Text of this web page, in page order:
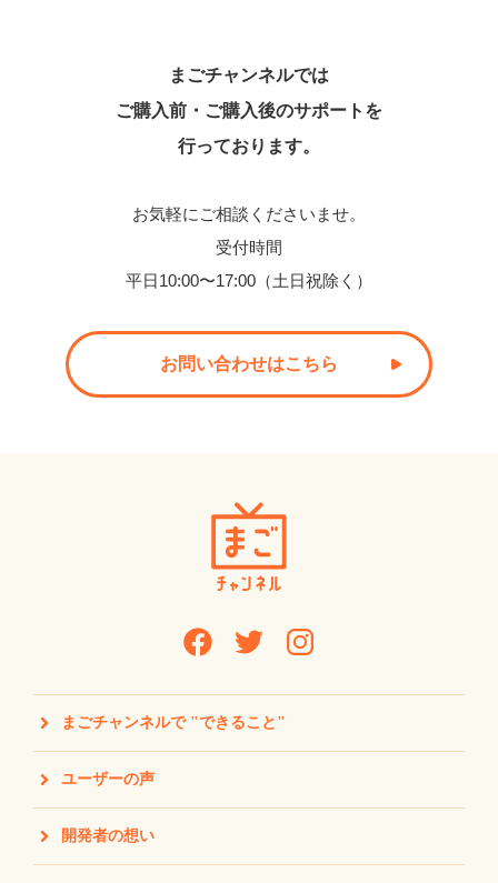
まごチャンネルでは
ご購入前・ご購入後のサポートを
行っております。
お気軽にご相談くださいませ。
受付時間
平日10:00〜17:00（土日祝除く）
お問い合わせはこちら
まごチャンネルで "できること"
ユーザーの声
開発者の想い